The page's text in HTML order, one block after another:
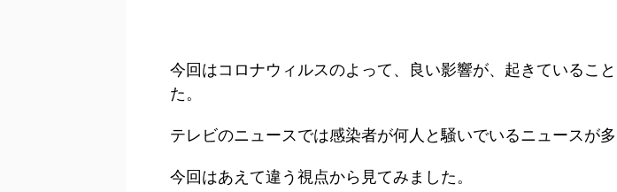
今回はコロナウィルスのよって、良い影響が、起きているこ
た。
テレビのニュースでは感染者が何人と騒いでいるニュースが
今回はあえて違う視点から見てみました。